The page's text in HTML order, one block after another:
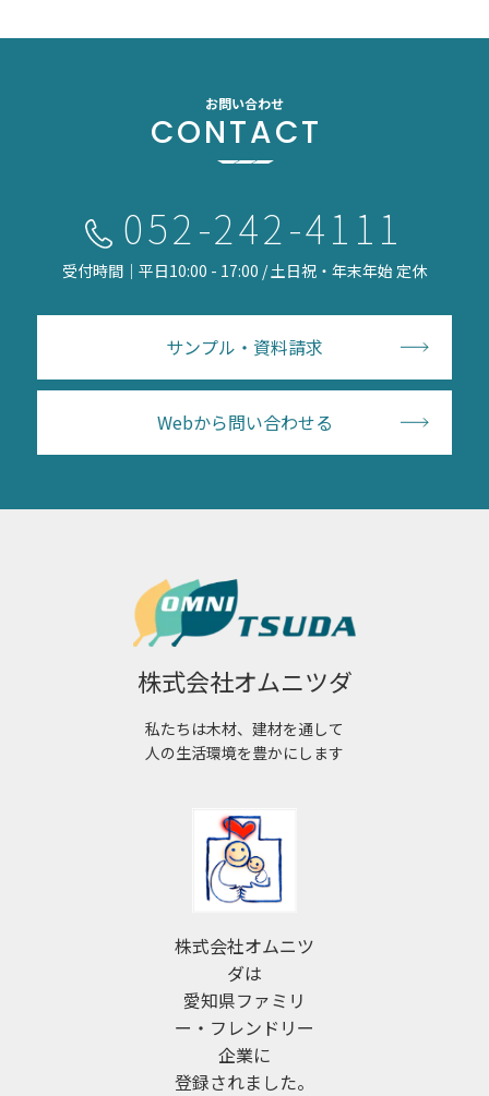
お問い合わせ
CONTACT
052-242-4111
受付時間｜平日10:00 - 17:00 / 土日祝・年末年始 定休
サンプル・資料請求
Webから問い合わせる
株式会社オムニツダ
私たちは木材、建材を通して
人の生活環境を豊かにします
株式会社オムニツ
ダは
愛知県ファミリ
ー・フレンドリー
企業に
登録されました。